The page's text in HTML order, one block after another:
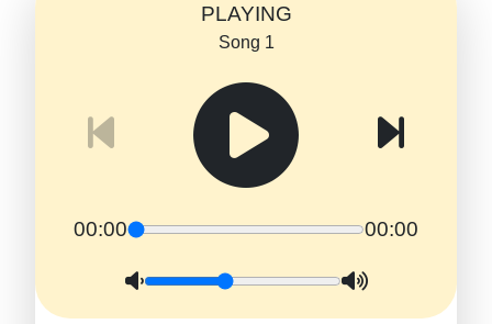
PLAYING
Song 1
00:00 00:00